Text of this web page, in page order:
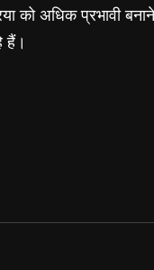
को अधिक प्रभावी
हैं।